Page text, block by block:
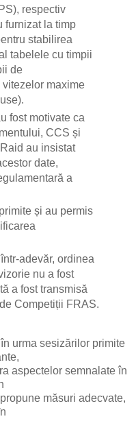
respectiv
furnizat la timp
stabilirea
tabelele cu timpii
de
maxime
fost motivate ca
CCS și
au insistat
date,
a
și au permis
adevăr, ordinea
nu a fost
a fost transmisă
Competiții FRAS.
urma sesizărilor primite
aspectelor semnalate în
măsuri adecvate,